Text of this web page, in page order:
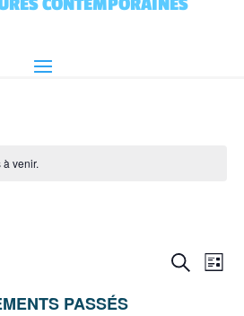
CONTEMPORAINES
à venir.
Recherche
de
Liste
PASSÉS